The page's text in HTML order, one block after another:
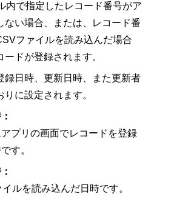
内で指定したレコード番号がア
ない場合、または、レコード番
ファイルを読み込んだ場合
ードが登録されます。
録日時、更新日時、また更新者
りに設定されます。
プリの画面でレコードを登録
す。
ルを読み込んだ日時です。